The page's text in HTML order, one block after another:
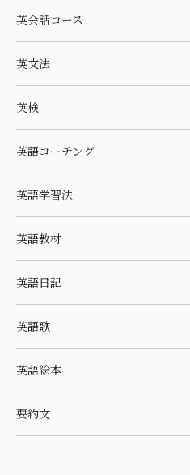
英会話コース
英文法
英検
英語コーチング
英語学習法
英語教材
英語日記
英語歌
英語絵本
要約文